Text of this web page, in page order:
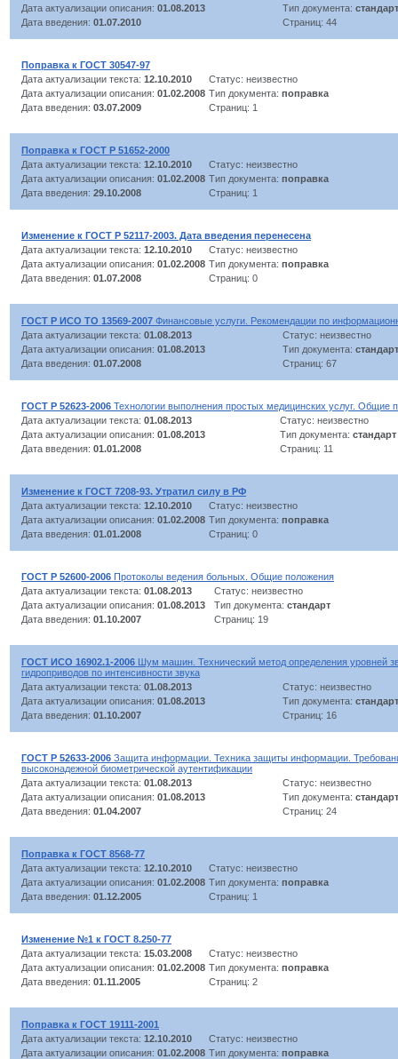
Дата актуализации описания: 01.08.2013 Тип документа: стандарт
Дата введения: 01.07.2010 Страниц: 44
Поправка к ГОСТ 30547-97
Дата актуализации текста: 12.10.2010
Статус: неизвестно
Дата актуализации описания: 01.02.2008 Тип документа: поправка
Дата введения: 03.07.2009 Страниц: 1
Поправка к ГОСТ Р 51652-2000
Дата актуализации текста: 12.10.2010
Статус: неизвестно
Дата актуализации описания: 01.02.2008 Тип документа: поправка
Дата введения: 29.10.2008 Страниц: 1
Изменение к ГОСТ Р 52117-2003. Дата введения перенесена
Дата актуализации текста: 12.10.2010
Статус: неизвестно
Дата актуализации описания: 01.02.2008 Тип документа: поправка
Дата введения: 01.07.2008 Страниц: 0
ГОСТ Р ИСО ТО 13569-2007 Финансовые услуги. Рекомендации по
Дата актуализации текста: 01.08.2013
Статус: неизвестно
Дата актуализации описания: 01.08.2013 Тип документа: стандарт
Дата введения: 01.07.2008 Страниц: 67
ГОСТ Р 52623-2006 Технологии выполнения простых медицинских услуг. Общие
Дата актуализации текста: 01.08.2013
Статус: неизвестно
Дата актуализации описания: 01.08.2013 Тип документа: стандарт
Дата введения: 01.01.2008 Страниц: 11
Изменение к ГОСТ 7208-93. Утратил силу в РФ
Дата актуализации текста: 12.10.2010
Статус: неизвестно
Дата актуализации описания: 01.02.2008 Тип документа: поправка
Дата введения: 01.01.2008 Страниц: 0
ГОСТ Р 52600-2006 Протоколы ведения больных. Общие положения
Дата актуализации текста: 01.08.2013
Статус: неизвестно
Дата актуализации описания: 01.08.2013 Тип документа: стандарт
Дата введения: 01.10.2007 Страниц: 19
ГОСТ ИСО 16902.1-2006 Шум машин. Технический метод определения уровней
гидроприводов по интенсивности звука
Дата актуализации текста: 01.08.2013
Статус: неизвестно
Дата актуализации описания: 01.08.2013 Тип документа: стандарт
Дата введения: 01.10.2007 Страниц: 16
ГОСТ Р 52633-2006 Защита информации. Техника защиты информации.
высоконадежной биометрической аутентификации
Дата актуализации текста: 01.08.2013
Статус: неизвестно
Дата актуализации описания: 01.08.2013 Тип документа: стандарт
Дата введения: 01.04.2007 Страниц: 24
Поправка к ГОСТ 8568-77
Дата актуализации текста: 12.10.2010
Статус: неизвестно
Дата актуализации описания: 01.02.2008 Тип документа: поправка
Дата введения: 01.12.2005 Страниц: 1
Изменение №1 к ГОСТ 8.250-77
Дата актуализации текста: 15.03.2008
Статус: неизвестно
Дата актуализации описания: 01.02.2008 Тип документа: поправка
Дата введения: 01.11.2005 Страниц: 2
Поправка к ГОСТ 19111-2001
Дата актуализации текста: 12.10.2010
Статус: неизвестно
Дата актуализации описания: 01.02.2008 Тип документа: поправка